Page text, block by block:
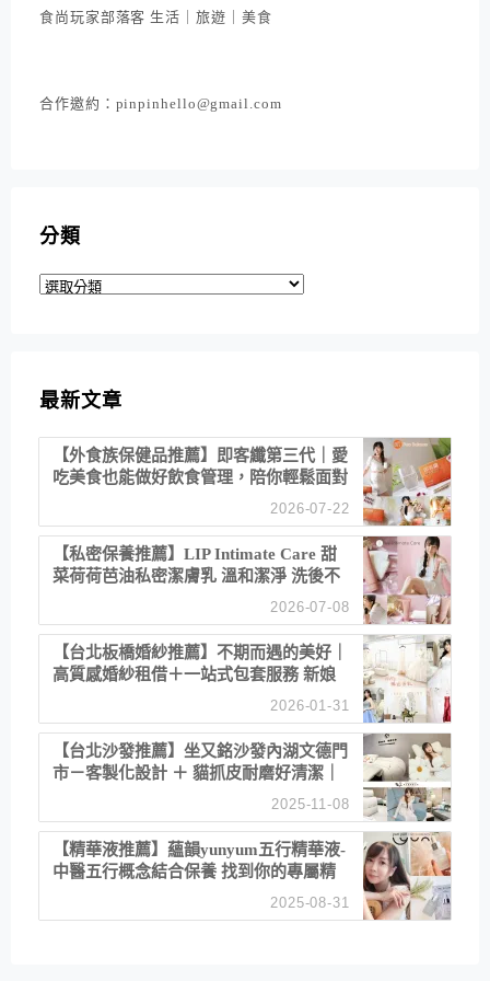
食尚玩家部落客 生活｜旅遊｜美食
合作邀約：pinpinhello@gmail.com
分類
分
最新文章
【外食族保健品推薦】即客纖第三代｜愛
吃美食也能做好飲食管理，陪你輕鬆面對
2026-07-22
【私密保養推薦】LIP Intimate Care 甜
菜荷荷芭油私密潔膚乳 溫和潔淨 洗後不
2026-07-08
【台北板橋婚紗推薦】不期而遇的美好｜
高質感婚紗租借＋一站式包套服務 新娘
2026-01-31
【台北沙發推薦】坐又銘沙發內湖文德門
市－客製化設計 ＋ 貓抓皮耐磨好清潔｜
直營直銷、價格透明 高CP值打造夢想
2025-11-08
【精華液推薦】蘊韻yunyum五行精華液-
中醫五行概念結合保養 找到你的專屬精
華！ 水㊀土㊀就選「潤・賦精華」維持
2025-08-31